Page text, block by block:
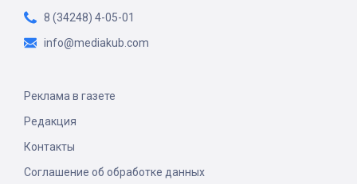
8 (34248) 4-05-01
info@mediakub.com
Реклама в газете
Редакция
Контакты
Соглашение об обработке данных